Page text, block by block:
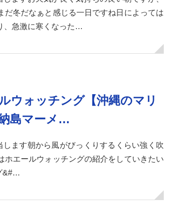
だ冬だなぁと感じる一日ですね日によっては
、急激に寒くなった…
ウォッチング【沖縄のマリ
島マーメ…
ます朝から風がびっくりするくらい強く吹
ホエールウォッチングの紹介をしていきたい
&#…